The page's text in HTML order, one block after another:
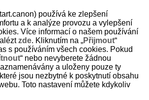
pomocí sítě
zařízení, která jste připojili přes
používá ke zlepšení
a k analýze provozu a vylepšení
Více informací o našem používání
zde. Kliknutím na „Přijmout“
s používáním všech cookies. Pokud
“ nebo nevyberete žádnou
a uloženy pouze ty
jsou nezbytné k poskytnutí obsahu
Toto nastavení můžete kdykoliv